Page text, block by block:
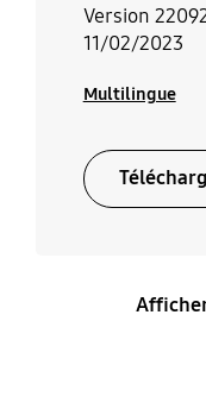
Version
11/02/2023
Multilingue